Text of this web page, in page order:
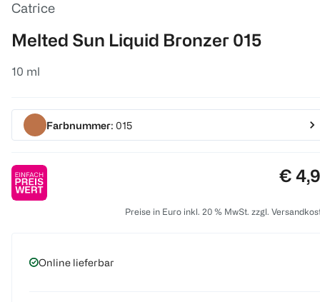
Catrice
Melted Sun Liquid Bronzer 015
10 ml
Farbnummer: 015
€
Preise in Euro inkl. 20 % MwSt. zzgl.
Online lieferbar